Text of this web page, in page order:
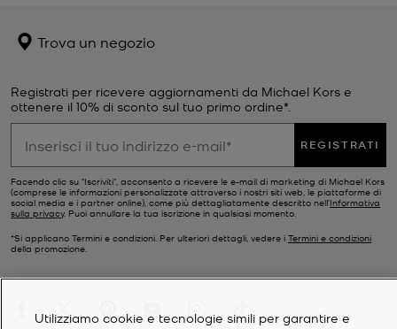
Trova un negozio
Registrati per ricevere aggiornamenti da Michael Kors e
ottenere il 10% di sconto sul tuo primo ordine*.
REGISTRATI
Facendo clic su "Iscriviti", acconsento a ricevere le e-mail di marketing di Michael Kors
(comprese le informazioni personalizzate attraverso i nostri siti web, le piattaforme di
social media e i partner online), come più dettagliatamente descritto nell’Informativa
sulla privacy. Puoi annullare la tua iscrizione in qualsiasi momento.
*Si applicano Termini e condizioni. Per ulteriori dettagli, vedere i Termini e condizioni
della promozione.
Utilizziamo cookie e tecnologie simili per garantire e